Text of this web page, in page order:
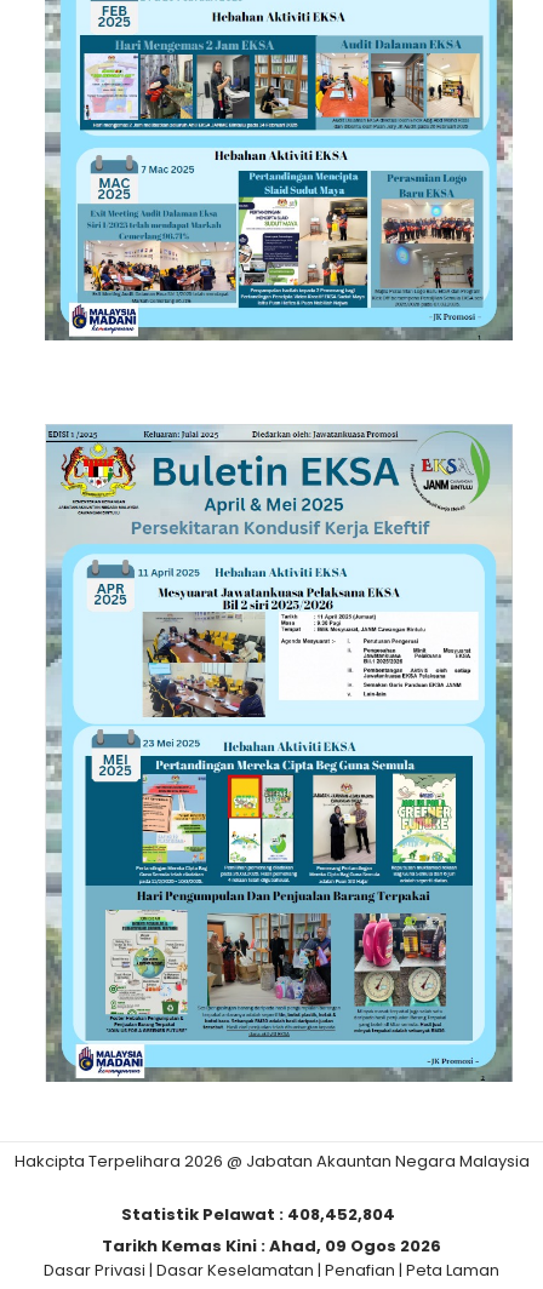
Hakcipta Terpelihara 2026 @ Jabatan Akauntan Negara Malaysia
Statistik Pelawat : 408,452,804
Tarikh Kemas Kini :Ahad, 09 Ogos 2026
Dasar Privasi | Dasar Keselamatan | Penafian | Peta Laman